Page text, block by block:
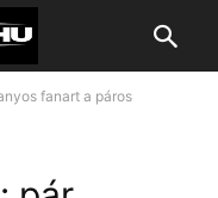
fanart a páros